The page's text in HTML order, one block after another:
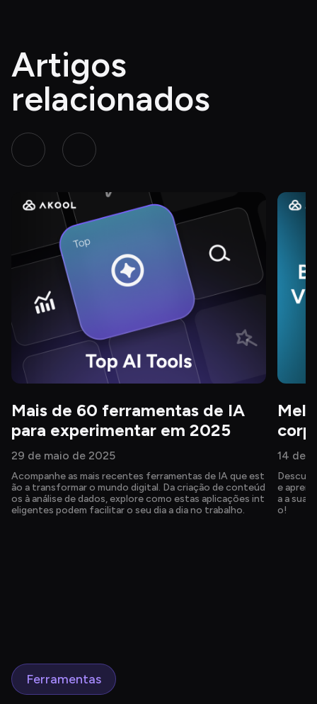
Artigos
relacionados
Mais de 60 ferramentas de IA
para experimentar em 2025
29 de maio de 2025
Acompanhe as mais recentes ferramentas de IA que est
ão a transformar o mundo digital. Da criação de conteúd
os à análise de dados, explore como estas aplicações int
eligentes podem facilitar o seu dia a dia no trabalho.
14 de
e
a a sua
o!
Ferramentas